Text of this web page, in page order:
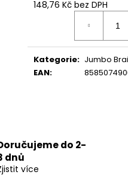
148,76 Kč bez DPH
Kategorie: Jumbo
EAN:
do 2-
dnů
více